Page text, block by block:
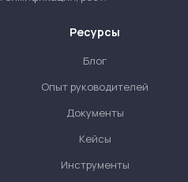
Ресурсы
Блог
Опыт руководителей
Документы
Кейсы
Инструменты